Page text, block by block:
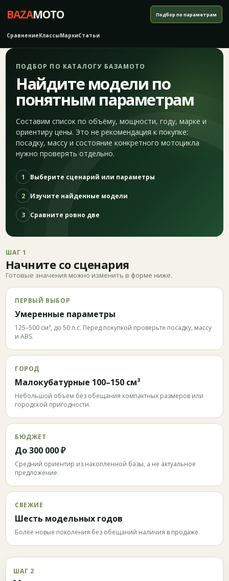
BAZAMOTO
СравнениеКлассыМаркиСтатьи
Подбор по параметрам
ПОДБОР ПО КАТАЛОГУ БАЗАМОТО
Найдите модели по
понятным параметрам
Составим список по объёму, мощности, году, марке и
ориентиру цены. Это не рекомендация к покупке:
посадку, массу и состояние конкретного мотоцикла
нужно проверять отдельно.
1 Выберите сценарий или параметры
2 Изучите найденные модели
3 Сравните ровно две
ШАГ 1
Начните со сценария
Готовые значения можно изменить в форме ниже.
ПЕРВЫЙ ВЫБОР
Умеренные параметры
125–500 см³, до 50 л.с. Перед покупкой проверьте посадку, массу
и ABS.
ГОРОД
Малокубатурные 100–150 см³
Небольшой объём без обещания компактных размеров или
городской пригодности.
БЮДЖЕТ
До 300 000 ₽
Средний ориентир из накопленной базы, а не актуальное
предложение.
СВЕЖИЕ
Шесть модельных годов
Более новые поколения без обещаний наличия в продаже.
ШАГ 2